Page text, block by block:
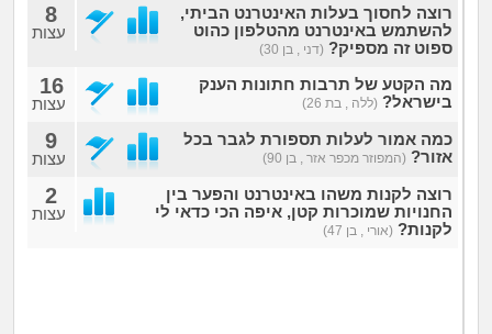
רוצה לחסוך בעלות האינטרנט הביתי,
להשתמש באינטרנט מהטלפון כהוט
ספוט זה מספיק? (דני , בן 30)
8
עצות
מה הקטע של תרבות חתונות הענק
בישראל? (ללה , בת 26)
16
עצות
כמה אמור לעלות תספורת לגבר בכל
אזור? (המפוזר מכפר אזר , בן 90)
9
עצות
רוצה לקנות משהו באינטרנט והפער בין
החנויות שמוכרות קטן, איפה הכי כדאי לי
לקנות? (אורי , בן 47)
2
עצות